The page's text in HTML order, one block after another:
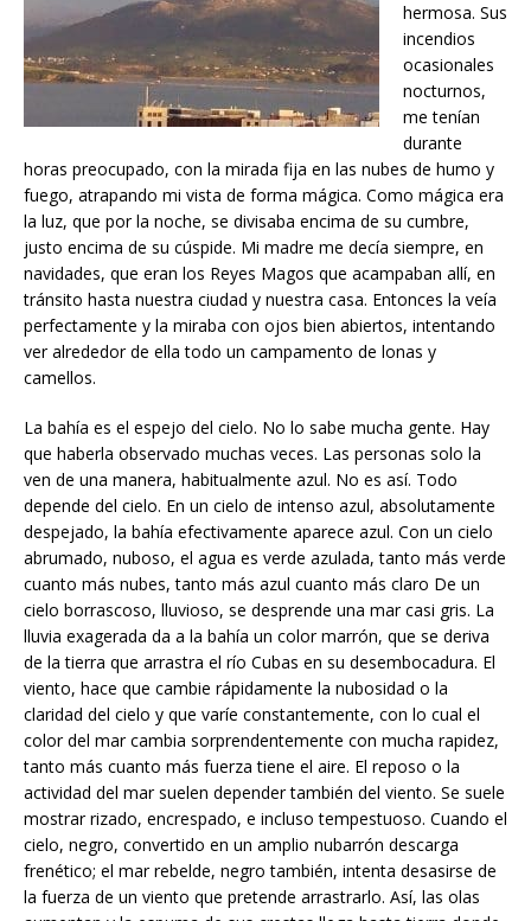
hermosa. Sus
incendios
ocasionales
nocturnos,
me tenían
durante
horas preocupado, con la mirada fija en las nubes de humo y
fuego, atrapando mi vista de forma mágica. Como mágica era
la luz, que por la noche, se divisaba encima de su cumbre,
justo encima de su cúspide. Mi madre me decía siempre, en
navidades, que eran los Reyes Magos que acampaban allí, en
tránsito hasta nuestra ciudad y nuestra casa. Entonces la veía
perfectamente y la miraba con ojos bien abiertos, intentando
ver alrededor de ella todo un campamento de lonas y
camellos.
La bahía es el espejo del cielo. No lo sabe mucha gente. Hay
que haberla observado muchas veces. Las personas solo la
ven de una manera, habitualmente azul. No es así. Todo
depende del cielo. En un cielo de intenso azul, absolutamente
despejado, la bahía efectivamente aparece azul. Con un cielo
abrumado, nuboso, el agua es verde azulada, tanto más verde
cuanto más nubes, tanto más azul cuanto más claro De un
cielo borrascoso, lluvioso, se desprende una mar casi gris. La
lluvia exagerada da a la bahía un color marrón, que se deriva
de la tierra que arrastra el río Cubas en su desembocadura. El
viento, hace que cambie rápidamente la nubosidad o la
claridad del cielo y que varíe constantemente, con lo cual el
color del mar cambia sorprendentemente con mucha rapidez,
tanto más cuanto más fuerza tiene el aire. El reposo o la
actividad del mar suelen depender también del viento. Se suele
mostrar rizado, encrespado, e incluso tempestuoso. Cuando el
cielo, negro, convertido en un amplio nubarrón descarga
frenético; el mar rebelde, negro también, intenta desasirse de
la fuerza de un viento que pretende arrastrarlo. Así, las olas